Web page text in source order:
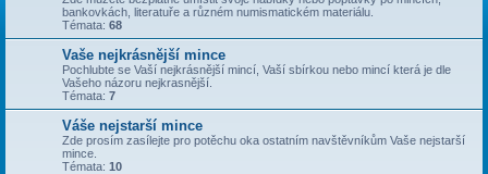
bankovkách, literatuře a různém numismatickém materiálu.
Témata: 68
Vaše nejkrásnější mince
Pochlubte se Vaší nejkrásnější mincí, Vaší sbírkou nebo mincí která je dle
Vašeho názoru nejkrasnější.
Témata: 7
Váše nejstarší mince
Zde prosím zasílejte pro potěchu oka ostatním navštěvníkům Vaše nejstarší
mince.
Témata: 10